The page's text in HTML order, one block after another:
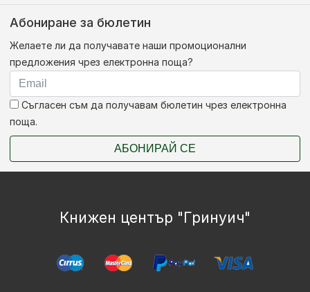
Абониране за бюлетин
Желаете ли да получавате наши промоционални
предложения чрез електронна поща?
Съгласен съм да получавам бюлетин чрез електронна
поща.
АБОНИРАЙ СЕ
Книжен център "Гринуич"